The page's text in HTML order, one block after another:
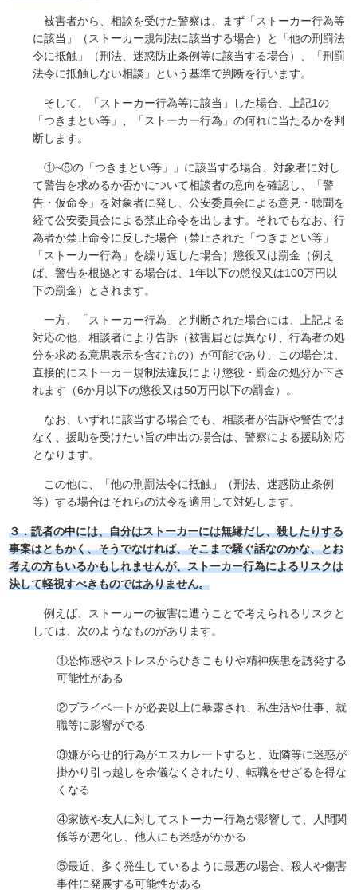
被害者から、相談を受けた警察は、まず「ストーカー行為等
に該当」（ストーカー規制法に該当する場合）と「他の刑罰法
令に抵触」（刑法、迷惑防止条例等に該当する場合）、「刑罰
法令に抵触しない相談」という基準で判断を行います。
そして、「ストーカー行為等に該当」した場合、上記1の
「つきまとい等」、「ストーカー行為」の何れに当たるかを判
断します。
①~⑧の「つきまとい等」」に該当する場合、対象者に対し
て警告を求めるか否かについて相談者の意向を確認し、「警
告・仮命令」を対象者に発し、公安委員会による意見・聴聞を
経て公安委員会による禁止命令を出します。それでもなお、行
為者が禁止命令に反した場合（禁止された「つきまとい等」
「ストーカー行為」を繰り返した場合）懲役又は罰金（例え
ば、警告を根拠とする場合は、1年以下の懲役又は100万円以
下の罰金）とされます。
一方、「ストーカー行為」と判断された場合には、上記よる
対応の他、相談者により告訴（被害届とは異なり、行為者の処
分を求める意思表示を含むもの）が可能であり、この場合は、
直接的にストーカー規制法違反により懲役・罰金の処分か下さ
れます（6か月以下の懲役又は50万円以下の罰金）。
なお、いずれに該当する場合でも、相談者が告訴や警告では
なく、援助を受けたい旨の申出の場合は、警察による援助対応
となります。
この他に、「他の刑罰法令に抵触」（刑法、迷惑防止条例
等）する場合はそれらの法令を適用して対処します。
３．読者の中には、自分はストーカーには無縁だし、殺したりする
事案はともかく、そうでなければ、そこまで騒ぐ話なのかな、とお
考えの方もいるかもしれませんが、ストーカー行為によるリスクは
決して軽視すべきものではありません。
例えば、ストーカーの被害に遭うことで考えられるリスクと
しては、次のようなものがあります。
①恐怖感やストレスからひきこもりや精神疾患を誘発する
可能性がある
②プライベートが必要以上に暴露され、私生活や仕事、就
職等に影響がでる
③嫌がらせ的行為がエスカレートすると、近隣等に迷惑が
掛かり引っ越しを余儀なくされたり、転職をせざるを得な
くなる
④家族や友人に対してストーカー行為が影響して、人間関
係等が悪化し、他人にも迷惑がかかる
⑤最近、多く発生しているように最悪の場合、殺人や傷害
事件に発展する可能性がある